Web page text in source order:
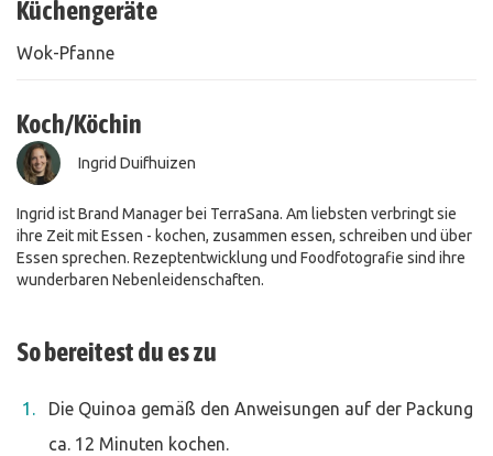
Küchengeräte
Wok-Pfanne
Koch/Köchin
Ingrid Duifhuizen
Ingrid ist Brand Manager bei TerraSana. Am liebsten verbringt sie
ihre Zeit mit Essen - kochen, zusammen essen, schreiben und über
Essen sprechen. Rezeptentwicklung und Foodfotografie sind ihre
wunderbaren Nebenleidenschaften.
So bereitest du es zu
Die Quinoa gemäß den Anweisungen auf der Packung
ca. 12 Minuten kochen.